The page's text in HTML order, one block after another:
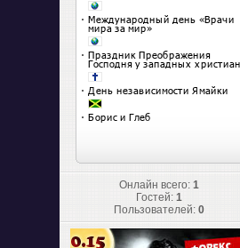
Онлайн всего:1
Гостей:1
Пользователей:0